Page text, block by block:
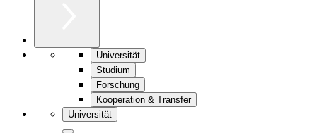
Universität
Studium
Forschung
Kooperation & Transfer
Universität